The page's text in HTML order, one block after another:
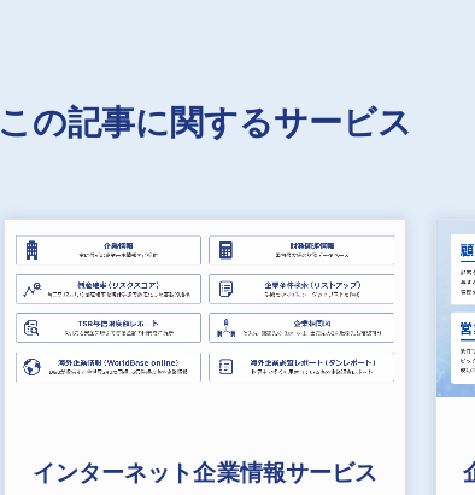
この記事に関するサービス
インターネット企業情報サービス